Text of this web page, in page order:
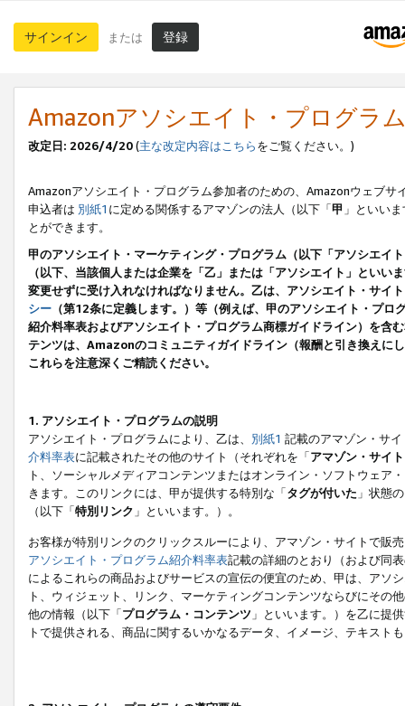
サインイン または 登録
Amazonアソシエイト・プログラ
改定日: 2026/4/20(主な改定内容はこちらをご覧ください。)
Amazonアソシエイト・プログラム参加者のための、Amazonウェブサ
申込者は 別紙1 に定める関係するアマゾンの法人（以下「甲 」といい
とができます。
甲のアソシエイト・マーケティング・プログラム（以下「アソシエイ
（以下、当該個人または企業を「乙」または「アソシエイト」とい
変更せずに受け入れなければなりません。乙は、アソシエイト・サイ
シー （第12条に定義します。）等（例えば、甲のアソシエイト・プ
紹介料率表およびアソシエイト・プログラム商標ガイドライン）を
テンツは、Amazonのコミュニティガイドライン（報酬と引き換えに
これらを注意深くご精読ください。
1. アソシエイト・プログラムの説明
アソシエイト・プログラムにより、乙は、 別紙1 記載のアマゾン・サ
介料率表に記載されたその他のサイト（それぞれを「アマゾン・サイト
ト、ソーシャルメディアコンテンツまたはオンライン・ソフトウェア
きます。このリンクには、甲が提供する特別な「タグが付いた 」状態
（以下「特別リンク 」といいます。）。
お客様が特別リンクのクリックスルーにより、アマゾン・サイトで販
アソシエイト・プログラム紹介料率表記載の詳細のとおり（および同
によるこれらの商品およびサービスの宣伝の便宜のため、甲は、アソ
ト、ウィジェット、リンク、マーケティングコンテンツならびにその
他の情報（以下「プログラム・コンテンツ 」といいます。）を乙に提
トで提供される、商品に関するいかなるデータ、イメージ、テキス